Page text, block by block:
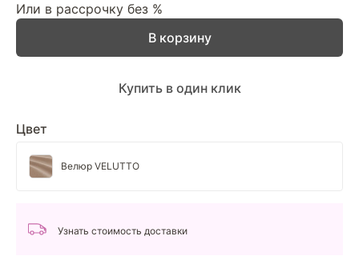
Или в рассрочку без %
Цвет
Велюр VELUTTO
В корзину
Купить в один клик
Узнать стоимость доставки